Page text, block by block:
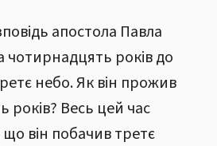
апостола Павла
чотирнадцять років до
небо. Як він прожив
років? Весь цей час
він побачив третє